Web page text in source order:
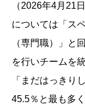
（2026年4月21
については「ス
（専門職）」と
を行いチームを
「まだはっきり
45.5％と最も多